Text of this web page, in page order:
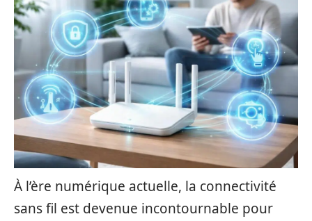
À l’ère numérique actuelle, la connectivité
sans fil est devenue incontournable pour